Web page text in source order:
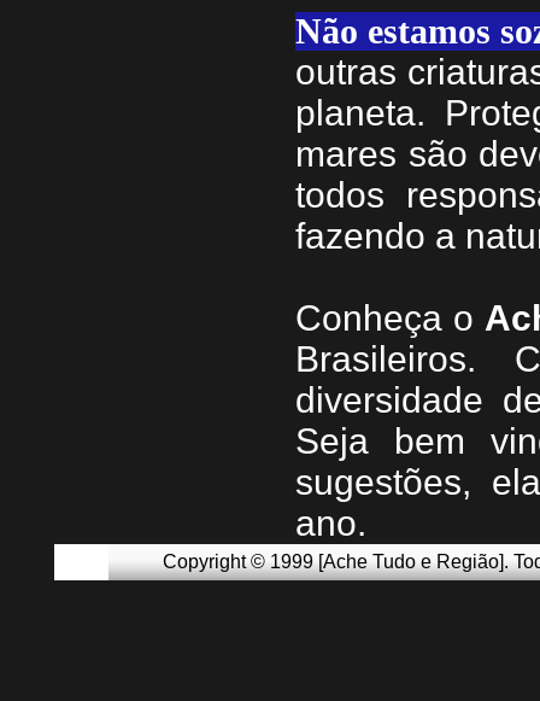
Não estamos
outras
planeta.
mares são
todos
fazendo a
Conheça o A
Brasileiros.
diversidade
Seja bem
sugestões,
ano.
Copyright © 1999 [Ache Tudo e Região].